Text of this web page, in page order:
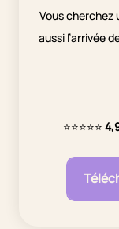
Vous cherchez
aussi l’arrivée
⭐⭐⭐⭐⭐